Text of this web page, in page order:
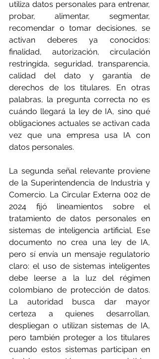
utiliza datos personales para entrenar,
probar, alimentar, segmentar,
recomendar o tomar decisiones, se
activan deberes ya conocidos:
finalidad, autorización, circulación
restringida, seguridad, transparencia,
calidad del dato y garantía de
derechos de los titulares. En otras
palabras, la pregunta correcta no es
cuándo llegará la ley de IA, sino qué
obligaciones actuales se activan cada
vez que una empresa usa IA con
datos personales.
La segunda señal relevante proviene
de la Superintendencia de Industria y
Comercio. La Circular Externa 002 de
2024 fijó lineamientos sobre el
tratamiento de datos personales en
sistemas de inteligencia artificial. Ese
documento no crea una ley de IA,
pero sí envía un mensaje regulatorio
claro: el uso de sistemas inteligentes
debe leerse a la luz del régimen
colombiano de protección de datos.
La autoridad busca dar mayor
certeza a quienes desarrollan,
despliegan o utilizan sistemas de IA,
pero también proteger a los titulares
cuando estos sistemas participan en